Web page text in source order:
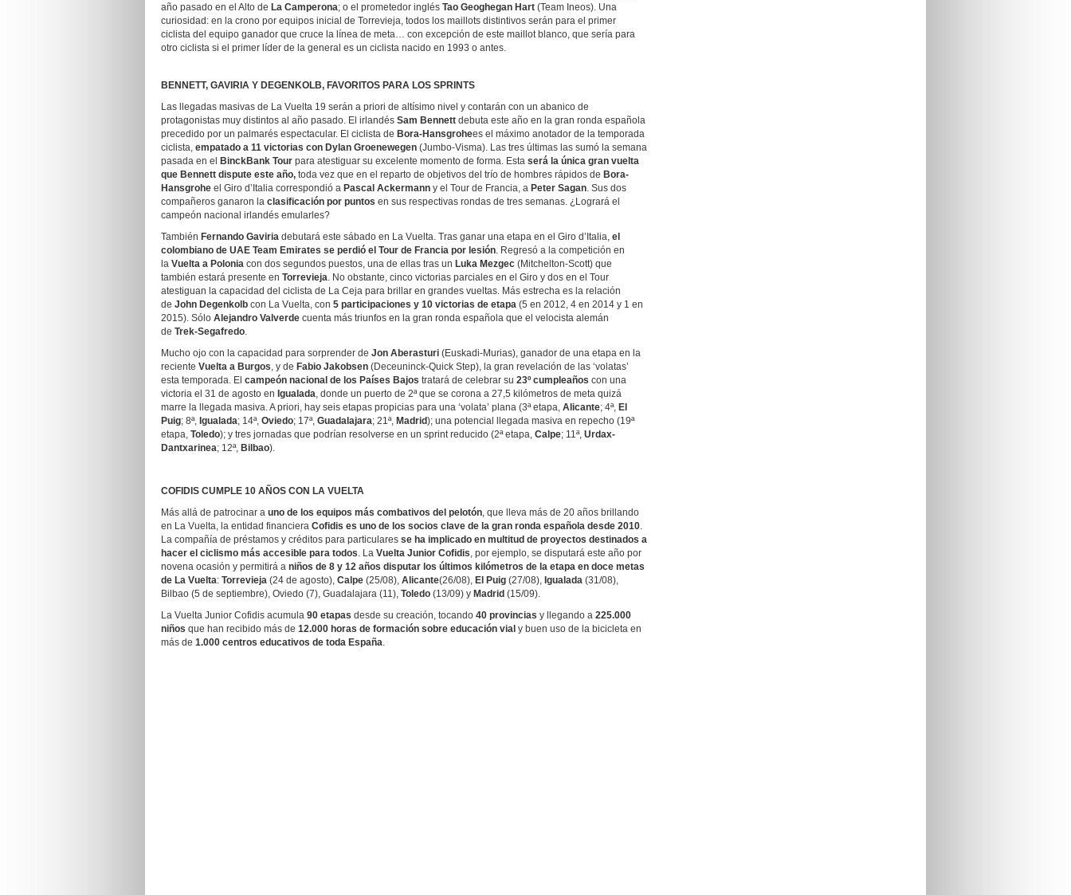
año pasado en el Alto de La Camperona; o el prometedor inglés Tao Geoghegan Hart (Team Ineos). Una
curiosidad: en la crono por equipos inicial de Torrevieja, todos los maillots distintivos serán para el primer
ciclista del equipo ganador que cruce la línea de meta… con excepción de este maillot blanco, que sería para
otro ciclista si el primer líder de la general es un ciclista nacido en 1993 o antes.
BENNETT, GAVIRIA Y DEGENKOLB, FAVORITOS PARA LOS SPRINTS
Las llegadas masivas de La Vuelta 19 serán a priori de altísimo nivel y contarán con un abanico de
protagonistas muy distintos al año pasado. El irlandés Sam Bennett debuta este año en la gran ronda española
precedido por un palmarés espectacular. El ciclista de Bora-Hansgrohees el máximo anotador de la temporada
ciclista, empatado a 11 victorias con Dylan Groenewegen (Jumbo-Visma). Las tres últimas las sumó la semana
pasada en el
BinckBank Tour para atestiguar su excelente momento de forma. Esta será la única gran vuelta
que Bennett dispute este año, toda vez que en el reparto de objetivos del trío de hombres rápidos de Bora-
Hansgrohe el Giro d’Italia correspondió a Pascal Ackermann y el Tour de Francia, a Peter Sagan. Sus dos
compañeros ganaron la clasificación por puntos en sus respectivas rondas de tres semanas. ¿Logrará el
campeón nacional irlandés emularles?
También Fernando Gaviria debutará este sábado en La Vuelta. Tras ganar una etapa en el Giro d’Italia, el
colombiano de UAE Team Emirates se perdió el Tour de Francia por lesión. Regresó a la competición en
la Vuelta a Polonia con dos segundos puestos, una de ellas tras un Luka Mezgec (Mitchelton-Scott) que
también estará presente en Torrevieja. No obstante, cinco victorias parciales en el Giro y dos en el Tour
atestiguan la capacidad del ciclista de La Ceja para brillar en grandes vueltas. Más estrecha es la relación
de John Degenkolb con La Vuelta, con 5 participaciones y 10 victorias de etapa (5 en 2012, 4 en 2014 y 1 en
2015). Sólo Alejandro Valverde cuenta más triunfos en la gran ronda española que el velocista alemán
de Trek-Segafredo.
Mucho ojo con la capacidad para sorprender de Jon Aberasturi (Euskadi-Murias), ganador de una etapa en la
reciente Vuelta a Burgos, y de Fabio Jakobsen (Deceuninck-Quick Step), la gran revelación de las ‘volatas’
esta temporada. El campeón nacional de los Países Bajos tratará de celebrar su 23º cumpleaños con una
victoria el 31 de agosto en Igualada, donde un puerto de 2ª que se corona a 27,5 kilómetros de meta quizá
marre la llegada masiva. A priori, hay seis etapas propicias para una ‘volata’ plana (3ª etapa, Alicante; 4ª, El
Puig; 8ª, Igualada; 14ª, Oviedo; 17ª, Guadalajara; 21ª, Madrid); una potencial llegada masiva en repecho (19ª
etapa, Toledo); y tres jornadas que podrían resolverse en un sprint reducido (2ª etapa, Calpe; 11ª, Urdax-
Dantxarinea; 12ª, Bilbao).
COFIDIS CUMPLE 10 AÑOS CON LA VUELTA
Más allá de patrocinar a uno de los equipos más combativos del pelotón, que lleva más de 20 años brillando
en La Vuelta, la entidad financiera Cofidis es uno de los socios clave de la gran ronda española desde 2010.
La compañía de préstamos y créditos para particulares se ha implicado en multitud de proyectos destinados a
hacer el ciclismo más accesible para todos. La Vuelta Junior Cofidis, por ejemplo, se disputará este año por
novena ocasión y permitirá a niños de 8 y 12 años disputar los últimos kilómetros de la etapa en doce metas
de La Vuelta: Torrevieja (24 de agosto), Calpe (25/08), Alicante(26/08), El Puig (27/08), Igualada (31/08),
Bilbao (5 de septiembre), Oviedo (7), Guadalajara (11), Toledo (13/09) y Madrid (15/09).
La Vuelta Junior Cofidis acumula 90 etapas desde su creación, tocando 40 provincias y llegando a 225.000
niños que han recibido más de 12.000 horas de formación sobre educación vial y buen uso de la bicicleta en
más de 1.000 centros educativos de toda España.